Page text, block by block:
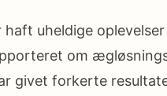
haft uheldige
om
givet forkerte